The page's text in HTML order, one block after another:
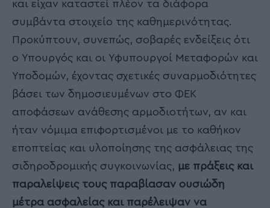
και είχαν καταστεί πλέον τα διάφορα
συμβάντα στοιχείο της καθημερινότητας.
Προκύπτουν, συνεπώς, σοβαρές ενδείξεις ότι
ο Υπουργός και οι Υφυπουργοί Μεταφορών και
Υποδομών, έχοντας σχετικές συναρμοδιότητες
βάσει των δημοσιευμένων στο ΦΕΚ
αποφάσεων ανάθεσης αρμοδιοτήτων, αν και
ήταν νόμιμα επιφορτισμένοι με το καθήκον
εποπτείας και υλοποίησης της ασφάλειας της
σιδηροδρομικής συγκοινωνίας, με πράξεις και
παραλείψεις τους παραβίασαν ουσιώδη
μέτρα ασφαλείας και παρέλειψαν να